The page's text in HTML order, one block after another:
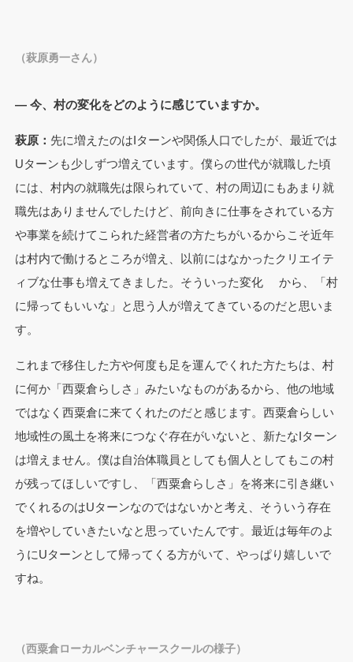
（萩原勇一さん）
— 今、村の変化をどのように感じていますか。
萩原： 先に増えたのはIターンや関係人口でしたが、最近では
Uターンも少しずつ増えています。僕らの世代が就職した頃
には、村内の就職先は限られていて、村の周辺にもあまり就
職先はありませんでしたけど、前向きに仕事をされている方
や事業を続けてこられた経営者の方たちがいるからこそ近年
は村内で働けるところが増え、以前にはなかったクリエイテ
ィブな仕事も増えてきました。そういった変化 から、「村
に帰ってもいいな」と思う人が増えてきているのだと思いま
す。
これまで移住した方や何度も足を運んでくれた方たちは、村
に何か「西粟倉らしさ」みたいなものがあるから、他の地域
ではなく西粟倉に来てくれたのだと感じます。西粟倉らしい
地域性の風土を将来につなぐ存在がいないと、新たなIターン
は増えません。僕は自治体職員としても個人としてもこの村
が残ってほしいですし、「西粟倉らしさ」を将来に引き継い
でくれるのはUターンなのではないかと考え、そういう存在
を増やしていきたいなと思っていたんです。最近は毎年のよ
うにUターンとして帰ってくる方がいて、やっぱり嬉しいで
すね。
（西粟倉ローカルベンチャースクールの様子）